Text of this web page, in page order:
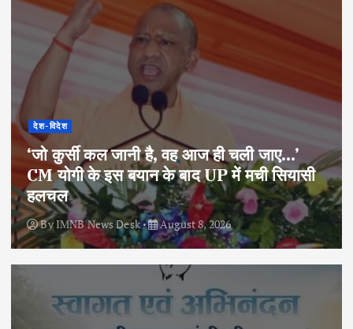
देश-विदेश
‘जो कुर्सी कल जानी है, वह आज ही चली जाए…’
CM योगी के इस बयान के बाद UP में मची सियासी
हलचल
ByIMNB News Desk August 8, 2026